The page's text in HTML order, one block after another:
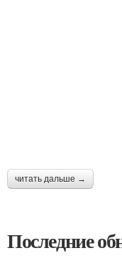
читать дальше →
Последние